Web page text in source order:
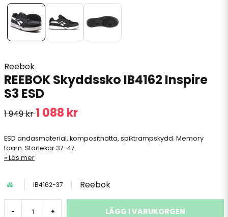
Reebok
REEBOK Skyddssko IB4162 Inspire
S3 ESD
1 949 kr1 088 kr
ESD andasmaterial, komposithätta, spiktrampskydd. Memory
foam. Storlekar 37-47.
Läs mer
IB4162-37 Reebok
- + LÄGG I VARUKORGEN